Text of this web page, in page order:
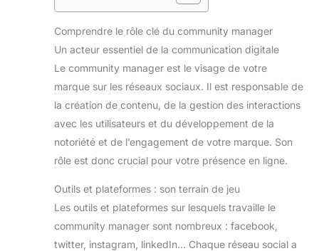
Comprendre le rôle clé du community manager
Un acteur essentiel de la communication digitale
Le community manager est le visage de votre
marque sur les réseaux sociaux. Il est responsable de
la création de contenu, de la gestion des interactions
avec les utilisateurs et du développement de la
notoriété et de l’engagement de votre marque. Son
rôle est donc crucial pour votre présence en ligne.
Outils et plateformes : son terrain de jeu
Les outils et plateformes sur lesquels travaille le
community manager sont nombreux : facebook,
twitter, instagram, linkedIn… Chaque réseau social a